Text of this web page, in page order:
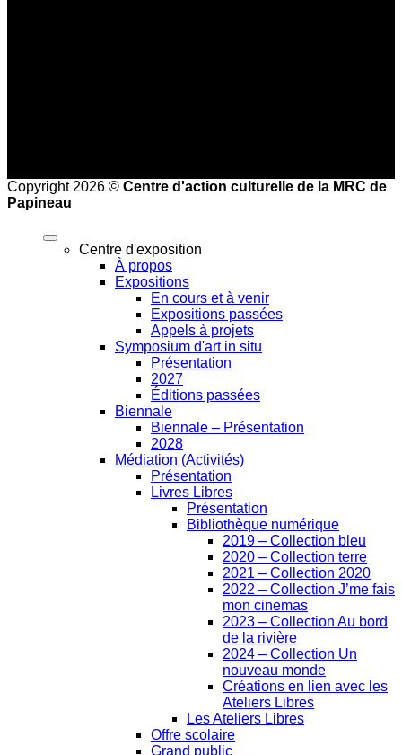
Copyright 2026 © Centre d'action culturelle de la MRC de
Papineau
Centre d'exposition
À propos
Expositions
En cours et à venir
Expositions passées
Appels à projets
Symposium d'art in situ
Présentation
2027
Éditions passées
Biennale
Biennale – Présentation
2028
Médiation (Activités)
Présentation
Livres Libres
Présentation
Bibliothèque numérique
2019 – Collection bleu
2020 – Collection terre
2021 – Collection 2020
2022 – Collection J’me fais
mon cinemas
2023 – Collection Au bord
de la rivière
2024 – Collection Un
nouveau monde
Créations en lien avec les
Ateliers Libres
Les Ateliers Libres
Offre scolaire
Grand public